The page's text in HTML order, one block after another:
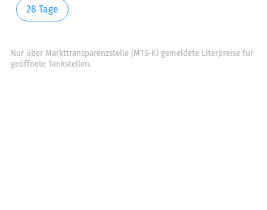
28 Tage
Nur über Markttransparenzstelle (MTS-K) gemeldete Literpreise für
geöffnete Tankstellen.